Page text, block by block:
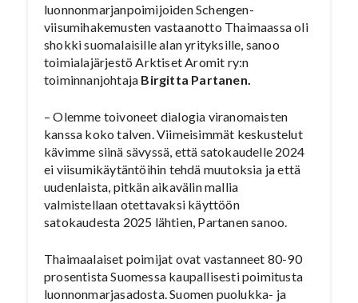
luonnonmarjanpoimijoiden Schengen-
viisumihakemusten vastaanotto Thaimaassa oli
shokki suomalaisille alan yrityksille, sanoo
toimialajärjestö Arktiset Aromit ry:n
toiminnanjohtaja Birgitta Partanen.
– Olemme toivoneet dialogia viranomaisten
kanssa koko talven. Viimeisimmät keskustelut
kävimme siinä sävyssä, että satokaudelle 2024
ei viisumikäytäntöihin tehdä muutoksia ja että
uudenlaista, pitkän aikavälin mallia
valmistellaan otettavaksi käyttöön
satokaudesta 2025 lähtien, Partanen sanoo.
Thaimaalaiset poimijat ovat vastanneet 80-90
prosentista Suomessa kaupallisesti poimitusta
luonnonmarjasadosta. Suomen puolukka- ja